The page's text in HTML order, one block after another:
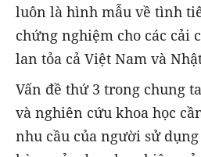
luôn là hình mẫu về tình
chứng nghiệm cho các cải
lan tỏa cả Việt Nam và
Vấn đề thứ 3 trong chung
và nghiên cứu khoa học
nhu cầu của người sử